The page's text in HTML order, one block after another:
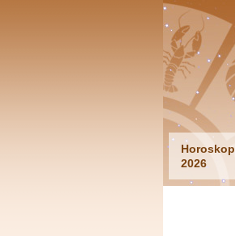
Horoskop
2026